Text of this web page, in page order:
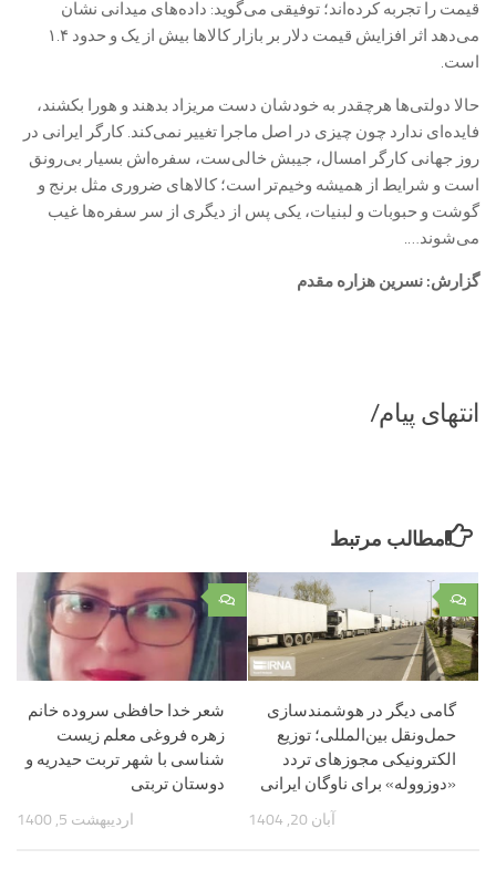
قیمت را تجربه کرده‌اند؛ توفیقی می‌گوید: داده‌های میدانی نشان
می‌دهد اثر افزایش قیمت دلار بر بازار کالاها بیش از یک و حدود ۱.۴
است.
حالا دولتی‌ها هرچقدر به خودشان دست مریزاد بدهند و هورا بکشند،
فایده‌ای ندارد چون چیزی در اصل ماجرا تغییر نمی‌کند. کارگر ایرانی در
روز جهانی کارگر امسال، جیبش خالی‌ست، سفره‌اش بسیار بی‌رونق
است و شرایط از همیشه وخیم‌تر است؛ کالاهای ضروری مثل برنج و
گوشت و حبوبات و لبنیات، یکی پس از دیگری از سر سفره‌ها غیب
می‌شوند….
گزارش: نسرین هزاره مقدم
انتهای پیام/
مطالب مرتبط
۰
شعر خدا حافظی سروده خانم
زهره فروغی معلم زیست
شناسی با شهر تربت حیدریه و
دوستان تربتی
اردیبهشت 5, 1400
۰
گامی دیگر در هوشمندسازی
حمل‌ونقل بین‌المللی؛ توزیع
الکترونیکی مجوزهای تردد
«دوزووله» برای ناوگان ایرانی
آبان 20, 1404